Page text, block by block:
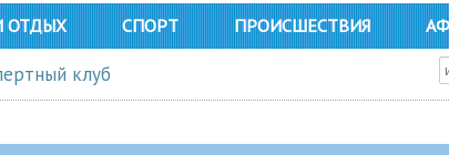
ОТДЫХ СПОРТ ПРОИСШЕСТВИЯ
клуб